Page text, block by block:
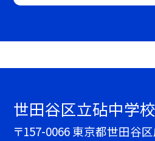
世田谷区立砧中学校
〒157-0066 東京都世田谷